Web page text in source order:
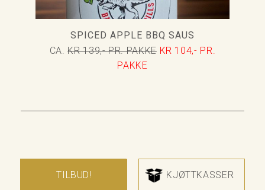
SPICED APPLE BBQ SAUS
CA.KR 139,- PR. PAKKE KR 104,- PR.
PAKKE
TILBUD! KJØTTKASSER